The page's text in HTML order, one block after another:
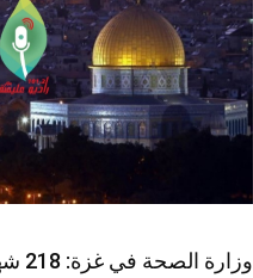
وزارة الصحة في غزة: 218 شهيدا